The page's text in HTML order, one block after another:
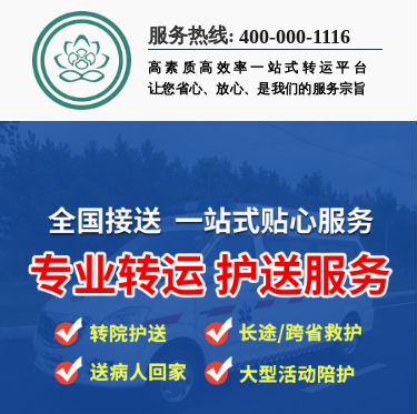
服务热线: 400-000-1116
高素质高效率一站式转运平台
让您省心、放心、是我们的服务宗旨